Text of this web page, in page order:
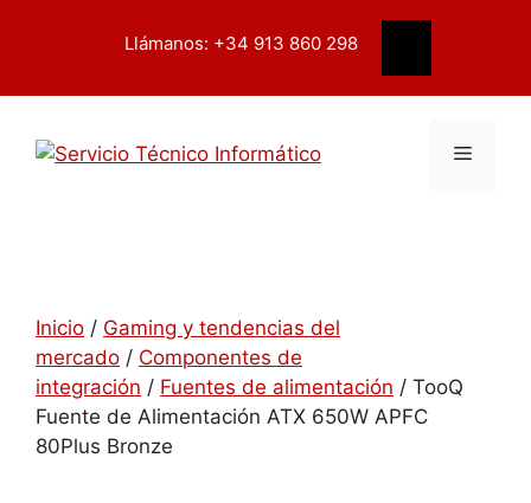
Buscar
Llámanos: +34 913 860 298
Menú
Inicio / Gaming y tendencias del
mercado / Componentes de
integración / Fuentes de alimentación / TooQ
Fuente de Alimentación ATX 650W APFC
80Plus Bronze